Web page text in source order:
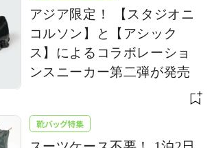
アジア限定！ 【スタジオニ
コルソン】と【アシック
ス】によるコラボレーショ
ンスニーカー第二弾が発売
靴バッグ特集